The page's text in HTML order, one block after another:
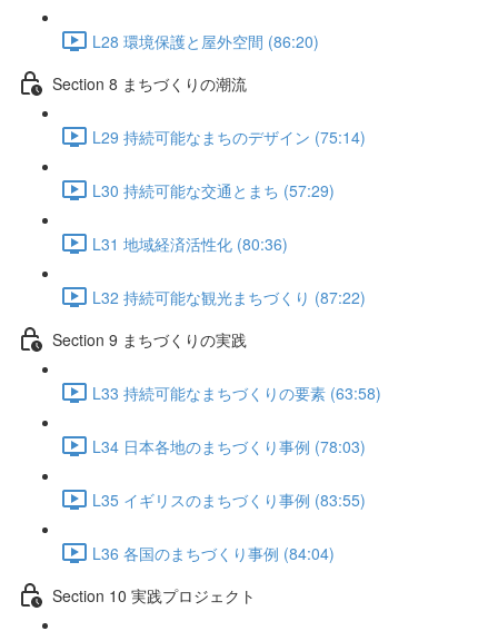
L28 環境保護と屋外空間 (86:20)
Section 8 まちづくりの潮流
L29 持続可能なまちのデザイン (75:14)
L30 持続可能な交通とまち (57:29)
L31 地域経済活性化 (80:36)
L32 持続可能な観光まちづくり (87:22)
Section 9 まちづくりの実践
L33 持続可能なまちづくりの要素 (63:58)
L34 日本各地のまちづくり事例 (78:03)
L35 イギリスのまちづくり事例 (83:55)
L36 各国のまちづくり事例 (84:04)
Section 10 実践プロジェクト